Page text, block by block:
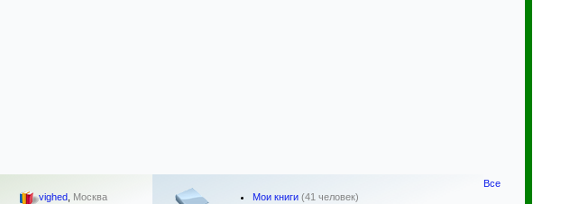
vighed, Москва
Мои книги (41 человек)
Все